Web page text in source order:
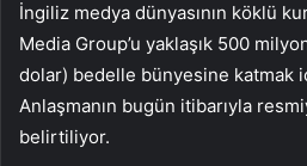
İngiliz medya dünyasının köklü
Media Group’u yaklaşık 500
dolar) bedelle bünyesine katmak
Anlaşmanın bugün itibarıyla
belirtiliyor.